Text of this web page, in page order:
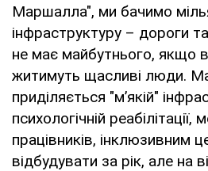
Маршалла", ми бачимо
інфраструктуру – дороги
не має майбутнього, якщо
житимуть щасливі люди.
приділяється "м’якій"
психологічній реабілітації,
працівників, інклюзивним
відбудувати за рік, але на